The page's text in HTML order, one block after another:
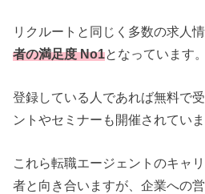
リクルートと同じく多数の求人
者の満足度 No1となっています。
登録している人であれば無料で
ントやセミナーも開催されていま
これら転職エージェントのキャ
者と向き合いますが、企業への